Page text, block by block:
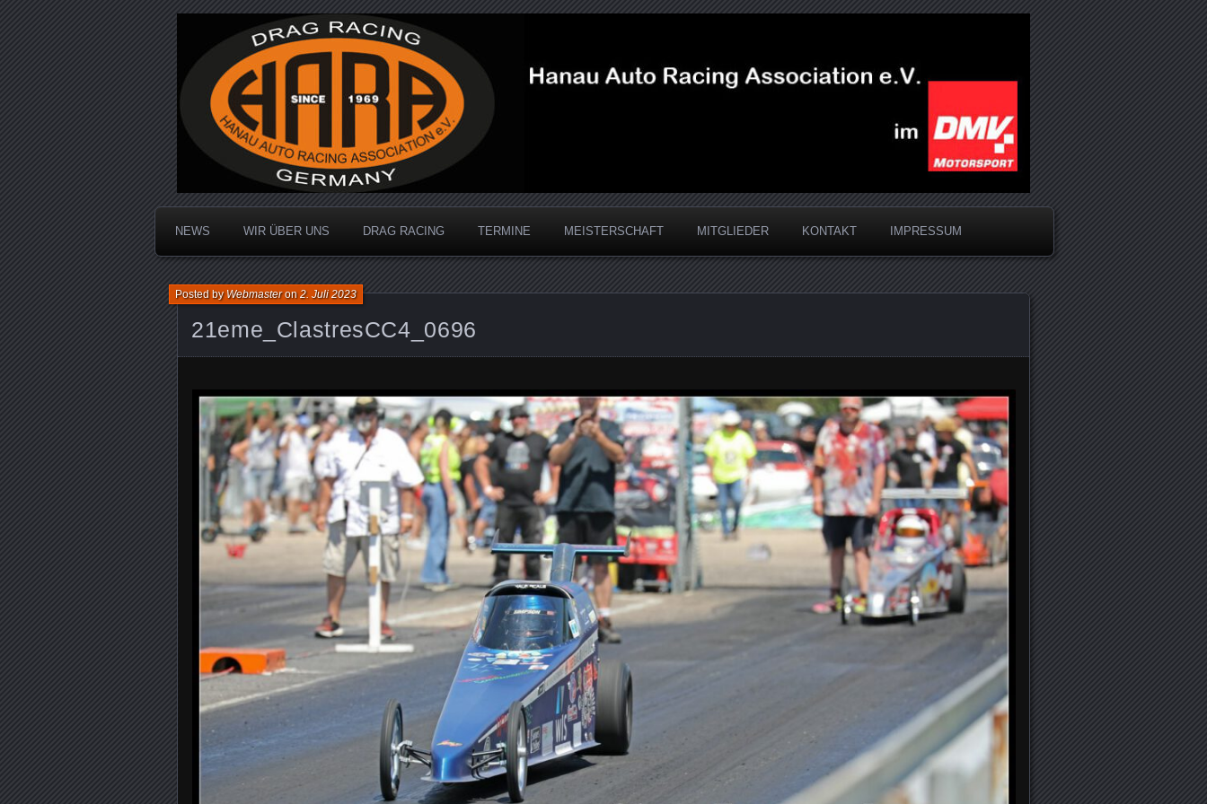
Hanau Auto Racing Association
Dragracing auf der 1/4 Meile
NEWS WIR ÜBER UNS DRAG RACING TERMINE MEISTERSCHAFT MITGLIEDER KONTAKT IMPRESSUM
21eme_ClastresCC4_0696
Posted byWebmasteron2. Juli 2023